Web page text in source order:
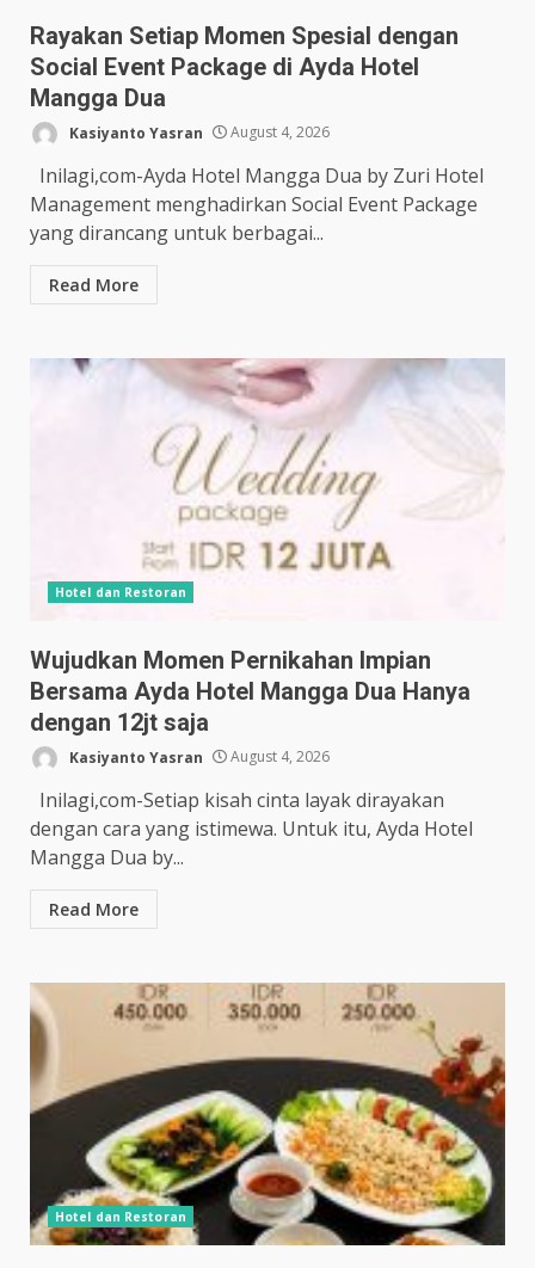
Rayakan Setiap Momen Spesial dengan
Social Event Package di Ayda Hotel
Mangga Dua
Kasiyanto Yasran August 4, 2026
Inilagi,com-Ayda Hotel Mangga Dua by Zuri Hotel
Management menghadirkan Social Event Package
yang dirancang untuk berbagai...
Read More
Hotel dan Restoran
Wujudkan Momen Pernikahan Impian
Bersama Ayda Hotel Mangga Dua Hanya
dengan 12jt saja
Kasiyanto Yasran August 4, 2026
Inilagi,com-Setiap kisah cinta layak dirayakan
dengan cara yang istimewa. Untuk itu, Ayda Hotel
Mangga Dua by...
Read More
Hotel dan Restoran